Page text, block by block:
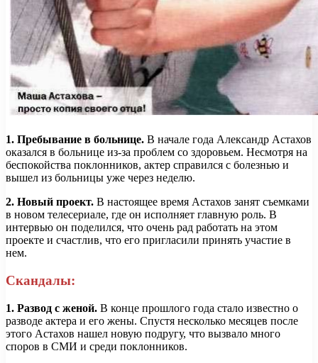
1. Пребывание в больнице. В начале года Александр Астахов
оказался в больнице из-за проблем со здоровьем. Несмотря на
беспокойства поклонников, актер справился с болезнью и
вышел из больницы уже через неделю.
2. Новый проект. В настоящее время Астахов занят съемками
в новом телесериале, где он исполняет главную роль. В
интервью он поделился, что очень рад работать на этом
проекте и счастлив, что его пригласили принять участие в
нем.
Скандалы:
1. Развод с женой. В конце прошлого года стало известно о
разводе актера и его жены. Спустя несколько месяцев после
этого Астахов нашел новую подругу, что вызвало много
споров в СМИ и среди поклонников.